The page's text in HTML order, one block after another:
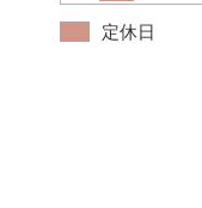
定休日